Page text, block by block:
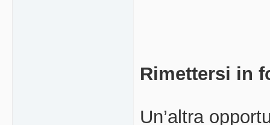
Rimettersi in
Un’altra